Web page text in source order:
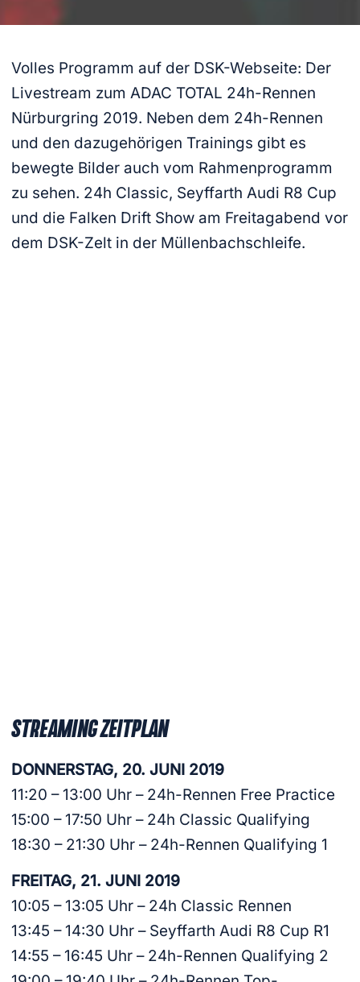
Volles Programm auf der DSK-Webseite: Der
Livestream zum ADAC TOTAL 24h-Rennen
Nürburgring 2019. Neben dem 24h-Rennen
und den dazugehörigen Trainings gibt es
bewegte Bilder auch vom Rahmenprogramm
zu sehen. 24h Classic, Seyffarth Audi R8 Cup
und die Falken Drift Show am Freitagabend vor
dem DSK-Zelt in der Müllenbachschleife.
STREAMING ZEITPLAN
DONNERSTAG, 20. JUNI 2019
11:20 – 13:00 Uhr – 24h-Rennen Free Practice
15:00 – 17:50 Uhr – 24h Classic Qualifying
18:30 – 21:30 Uhr – 24h-Rennen Qualifying 1
FREITAG, 21. JUNI 2019
10:05 – 13:05 Uhr – 24h Classic Rennen
13:45 – 14:30 Uhr – Seyffarth Audi R8 Cup R1
14:55 – 16:45 Uhr – 24h-Rennen Qualifying 2